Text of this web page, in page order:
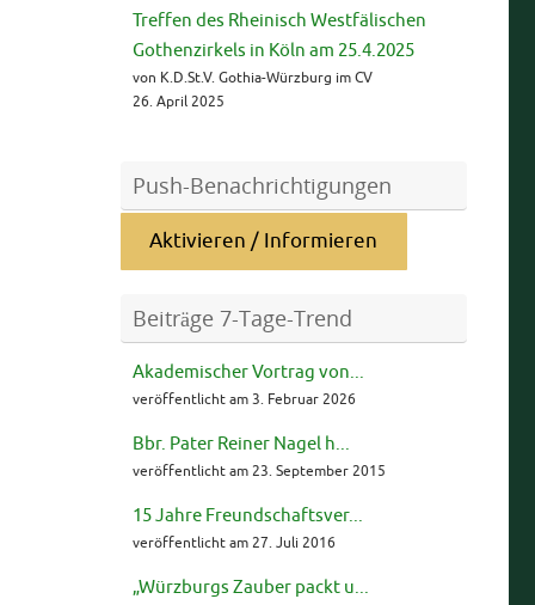
Treffen des Rheinisch Westfälischen
Gothenzirkels in Köln am 25.4.2025
von K.D.St.V. Gothia-Würzburg im CV
26. April 2025
Push-Benachrichtigungen
Aktivieren / Informieren
Beiträge 7-Tage-Trend
Akademischer Vortrag von...
veröffentlicht am 3. Februar 2026
Bbr. Pater Reiner Nagel h...
veröffentlicht am 23. September 2015
15 Jahre Freundschaftsver...
veröffentlicht am 27. Juli 2016
„Würzburgs Zauber packt u...